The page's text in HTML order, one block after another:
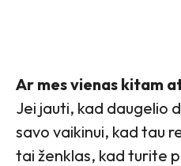
Ar mes vienas kitam
Jei jauti, kad daugelio
savo vaikinui, kad tau
tai ženklas, kad turite